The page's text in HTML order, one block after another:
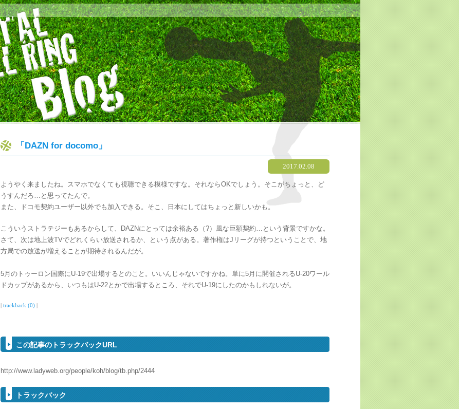
「DAZN for docomo」
2017.02.08
ようやく来ましたね。スマホでなくても視聴できる模様ですな。それならOKでしょう。そこがちょっと、ど
うすんだろ…と思ってたんで。
また、ドコモ契約ユーザー以外でも加入できる。そこ、日本にしてはちょっと新しいかも。
こういうストラテジーもあるからして、DAZNにとっては余裕ある（?）風な巨額契約…という背景ですかな。
さて、次は地上波TVでどれくらい放送されるか、という点がある。著作権はJリーグが持つということで、地
方局での放送が増えることが期待されるんだが。
5月のトゥーロン国際にU-19で出場するとのこと。いいんじゃないですかね。単に5月に開催されるU-20ワール
ドカップがあるから、いつもはU-22とかで出場するところ、それでU-19にしたのかもしれないが。
| trackback (0) |
この記事のトラックバックURL
http://www.ladyweb.org/people/koh/blog/tb.php/2444
トラックバック